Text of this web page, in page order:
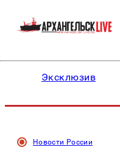
Эксклюзив
Новости России